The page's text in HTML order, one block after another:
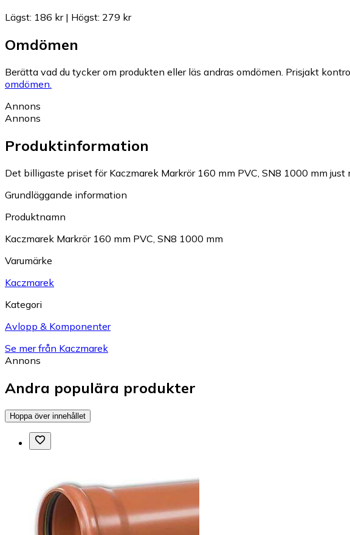
Lägst: 186 kr| Högst: 279 kr
Omdömen
Berätta vad du tycker om produkten eller läs andras omdömen. Prisjakt
omdömen.
Annons
Annons
Produktinformation
Det billigaste priset för Kaczmarek Markrör 160 mm PVC, SN8 1000 mm just
Grundläggande information
Produktnamn
Kaczmarek Markrör 160 mm PVC, SN8 1000 mm
Varumärke
Kaczmarek
Kategori
Avlopp & Komponenter
Se mer från Kaczmarek
Annons
Andra populära produkter
Hoppa över innehållet